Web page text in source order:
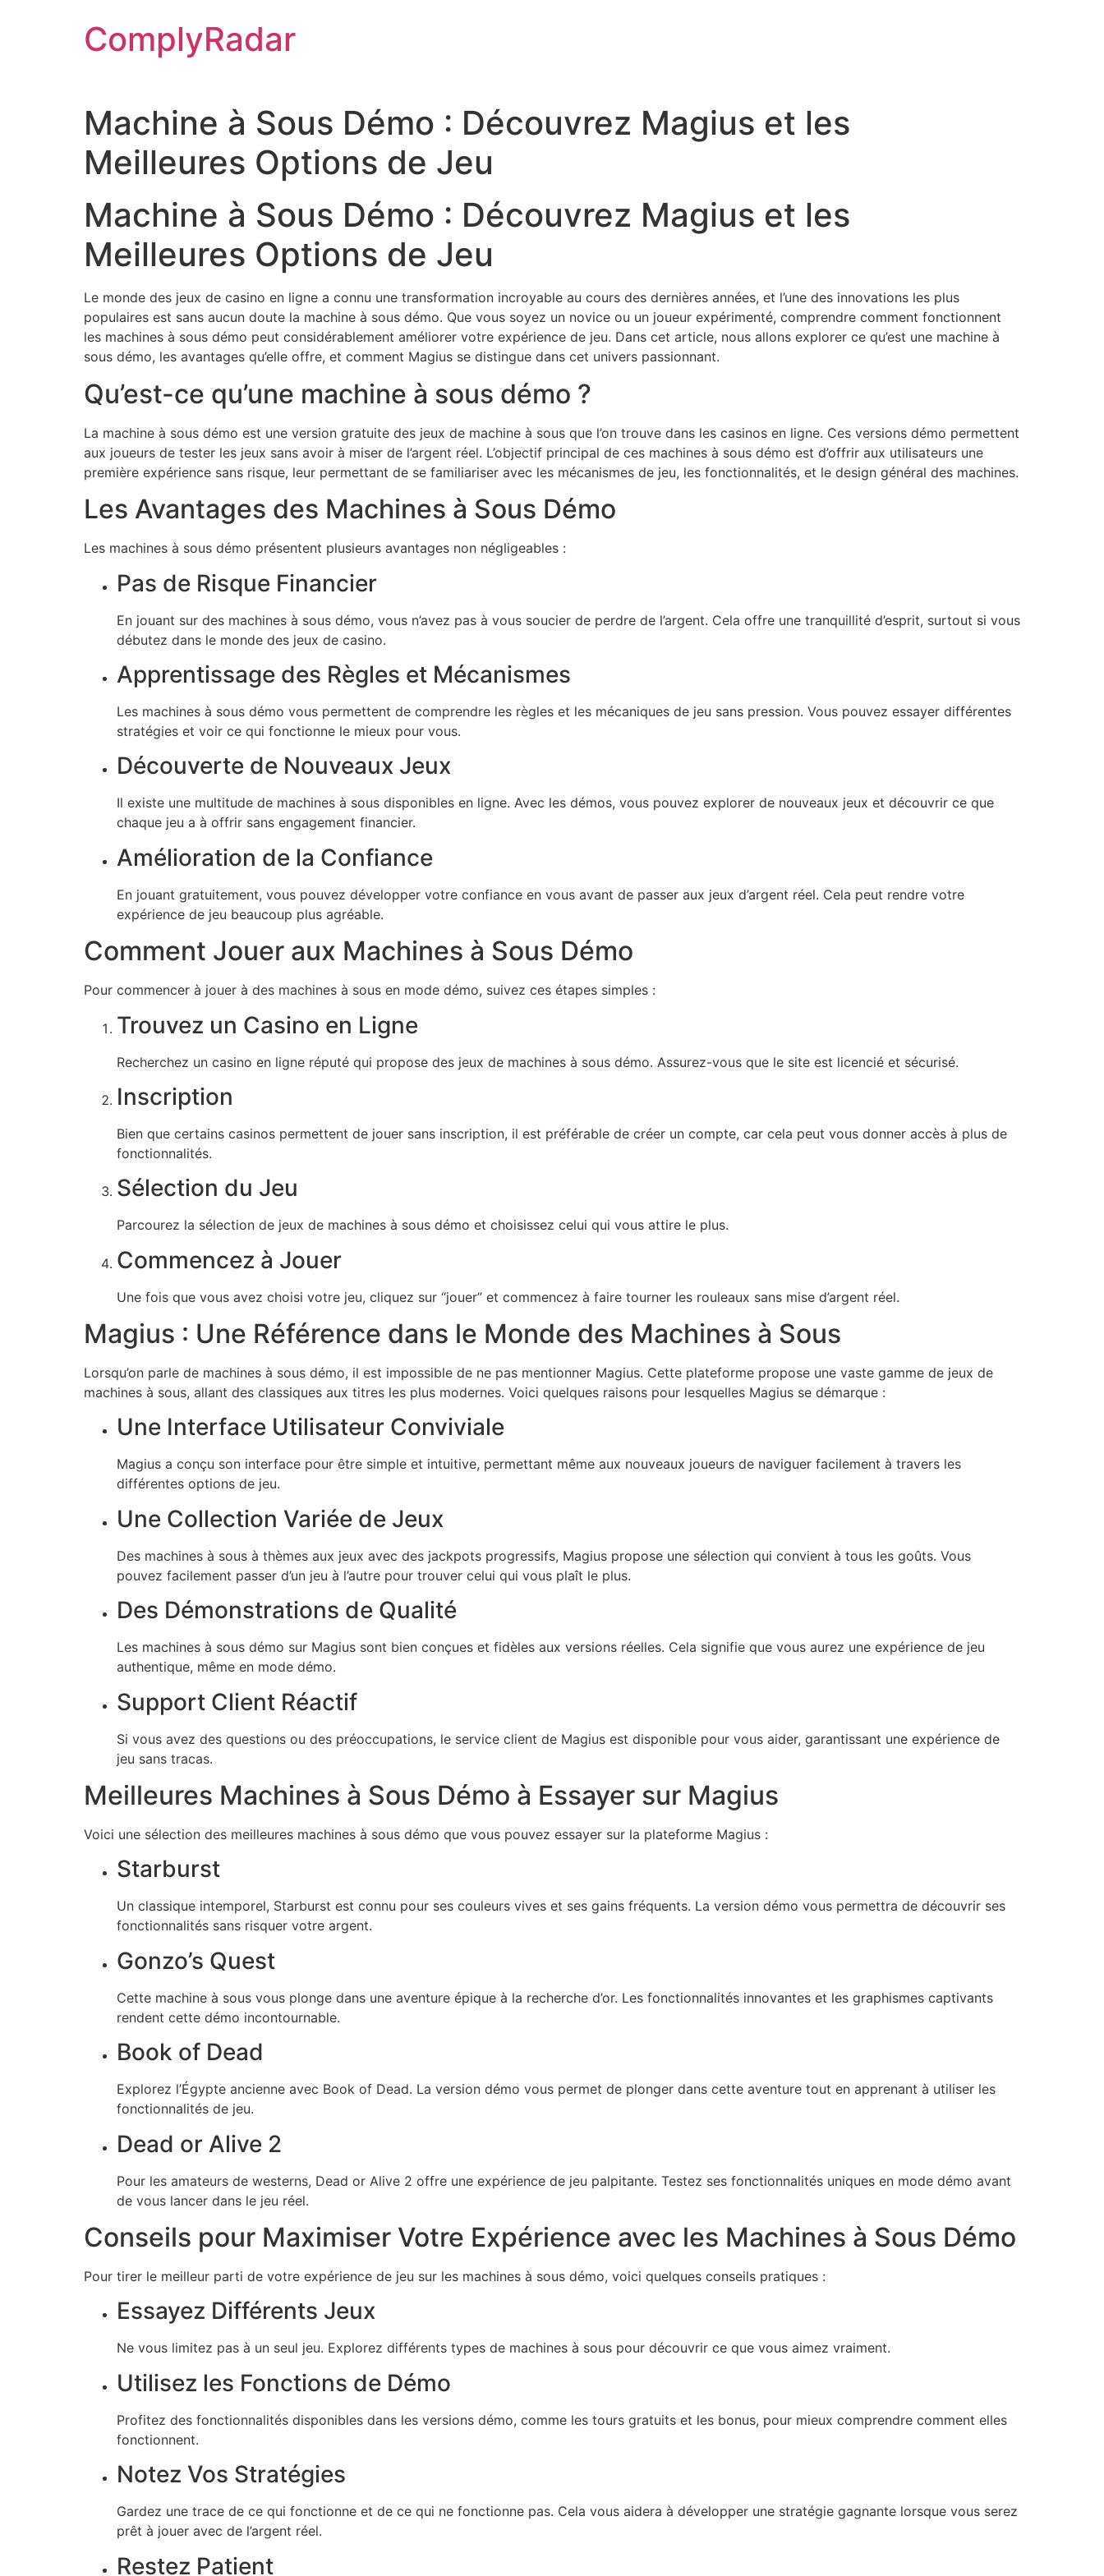
ComplyRadar
Machine à Sous Démo : Découvrez Magius et les
Meilleures Options de Jeu
Machine à Sous Démo : Découvrez Magius et les
Meilleures Options de Jeu
Le monde des jeux de casino en ligne a connu une transformation incroyable au cours des dernières années, et l’une des innovations les plus
populaires est sans aucun doute la machine à sous démo. Que vous soyez un novice ou un joueur expérimenté, comprendre comment fonctionnent
les machines à sous démo peut considérablement améliorer votre expérience de jeu. Dans cet article, nous allons explorer ce qu’est une machine à
sous démo, les avantages qu’elle offre, et comment Magius se distingue dans cet univers passionnant.
Qu’est-ce qu’une machine à sous démo ?
La machine à sous démo est une version gratuite des jeux de machine à sous que l’on trouve dans les casinos en ligne. Ces versions démo permettent
aux joueurs de tester les jeux sans avoir à miser de l’argent réel. L’objectif principal de ces machines à sous démo est d’offrir aux utilisateurs une
première expérience sans risque, leur permettant de se familiariser avec les mécanismes de jeu, les fonctionnalités, et le design général des machines.
Les Avantages des Machines à Sous Démo
Les machines à sous démo présentent plusieurs avantages non négligeables :
Pas de Risque Financier
En jouant sur des machines à sous démo, vous n’avez pas à vous soucier de perdre de l’argent. Cela offre une tranquillité d’esprit, surtout si vous
débutez dans le monde des jeux de casino.
Apprentissage des Règles et Mécanismes
Les machines à sous démo vous permettent de comprendre les règles et les mécaniques de jeu sans pression. Vous pouvez essayer différentes
stratégies et voir ce qui fonctionne le mieux pour vous.
Découverte de Nouveaux Jeux
Il existe une multitude de machines à sous disponibles en ligne. Avec les démos, vous pouvez explorer de nouveaux jeux et découvrir ce que
chaque jeu a à offrir sans engagement financier.
Amélioration de la Confiance
En jouant gratuitement, vous pouvez développer votre confiance en vous avant de passer aux jeux d’argent réel. Cela peut rendre votre
expérience de jeu beaucoup plus agréable.
Comment Jouer aux Machines à Sous Démo
Pour commencer à jouer à des machines à sous en mode démo, suivez ces étapes simples :
Trouvez un Casino en Ligne
Recherchez un casino en ligne réputé qui propose des jeux de machines à sous démo. Assurez-vous que le site est licencié et sécurisé.
Inscription
Bien que certains casinos permettent de jouer sans inscription, il est préférable de créer un compte, car cela peut vous donner accès à plus de
fonctionnalités.
Sélection du Jeu
Parcourez la sélection de jeux de machines à sous démo et choisissez celui qui vous attire le plus.
Commencez à Jouer
Une fois que vous avez choisi votre jeu, cliquez sur “jouer” et commencez à faire tourner les rouleaux sans mise d’argent réel.
Magius : Une Référence dans le Monde des Machines à Sous
Lorsqu’on parle de machines à sous démo, il est impossible de ne pas mentionner Magius. Cette plateforme propose une vaste gamme de jeux de
machines à sous, allant des classiques aux titres les plus modernes. Voici quelques raisons pour lesquelles Magius se démarque :
Une Interface Utilisateur Conviviale
Magius a conçu son interface pour être simple et intuitive, permettant même aux nouveaux joueurs de naviguer facilement à travers les
différentes options de jeu.
Une Collection Variée de Jeux
Des machines à sous à thèmes aux jeux avec des jackpots progressifs, Magius propose une sélection qui convient à tous les goûts. Vous
pouvez facilement passer d’un jeu à l’autre pour trouver celui qui vous plaît le plus.
Des Démonstrations de Qualité
Les machines à sous démo sur Magius sont bien conçues et fidèles aux versions réelles. Cela signifie que vous aurez une expérience de jeu
authentique, même en mode démo.
Support Client Réactif
Si vous avez des questions ou des préoccupations, le service client de Magius est disponible pour vous aider, garantissant une expérience de
jeu sans tracas.
Meilleures Machines à Sous Démo à Essayer sur Magius
Voici une sélection des meilleures machines à sous démo que vous pouvez essayer sur la plateforme Magius :
Starburst
Un classique intemporel, Starburst est connu pour ses couleurs vives et ses gains fréquents. La version démo vous permettra de découvrir ses
fonctionnalités sans risquer votre argent.
Gonzo’s Quest
Cette machine à sous vous plonge dans une aventure épique à la recherche d’or. Les fonctionnalités innovantes et les graphismes captivants
rendent cette démo incontournable.
Book of Dead
Explorez l’Égypte ancienne avec Book of Dead. La version démo vous permet de plonger dans cette aventure tout en apprenant à utiliser les
fonctionnalités de jeu.
Dead or Alive 2
Pour les amateurs de westerns, Dead or Alive 2 offre une expérience de jeu palpitante. Testez ses fonctionnalités uniques en mode démo avant
de vous lancer dans le jeu réel.
Conseils pour Maximiser Votre Expérience avec les Machines à Sous Démo
Pour tirer le meilleur parti de votre expérience de jeu sur les machines à sous démo, voici quelques conseils pratiques :
Essayez Différents Jeux
Ne vous limitez pas à un seul jeu. Explorez différents types de machines à sous pour découvrir ce que vous aimez vraiment.
Utilisez les Fonctions de Démo
Profitez des fonctionnalités disponibles dans les versions démo, comme les tours gratuits et les bonus, pour mieux comprendre comment elles
fonctionnent.
Notez Vos Stratégies
Gardez une trace de ce qui fonctionne et de ce qui ne fonctionne pas. Cela vous aidera à développer une stratégie gagnante lorsque vous serez
prêt à jouer avec de l’argent réel.
Restez Patient